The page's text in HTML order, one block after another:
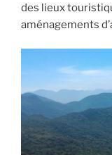
des lieux
aménagements